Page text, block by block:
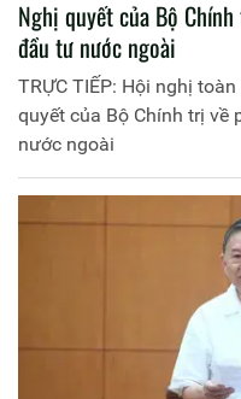
Nghị quyết của Bộ
đầu tư nước ngoài
TRỰC TIẾP: Hội nghị
quyết của Bộ Chính trị về
nước ngoài